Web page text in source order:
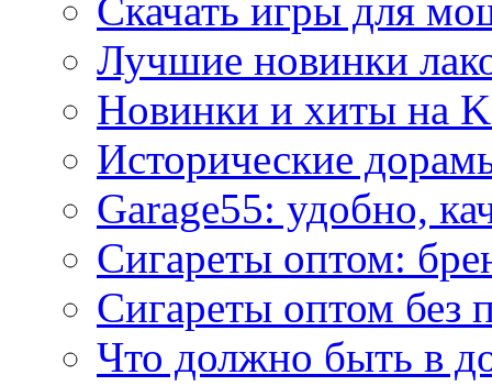
Скачать игры для
Лучшие новинки
Новинки и хиты на
Исторические
Garage55: удобно,
Сигареты оптом:
Сигареты оптом без
Что должно быть в